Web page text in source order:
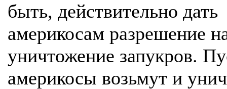
быть, действительно дать
америкосам разрешение
уничтожение запукров.
америкосы возьмут и